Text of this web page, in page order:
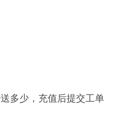
多少，充值后提交工单